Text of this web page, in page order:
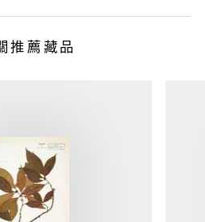
推薦藏品